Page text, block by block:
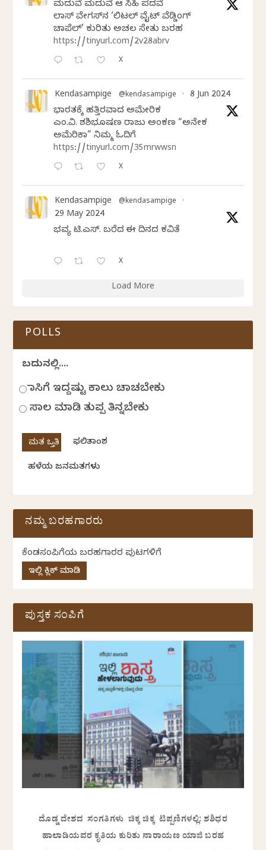
ಮದುವೆ ಮದುವೆ ಆ ಸಿಹಿ ಪದವೆ
ಲಾಸ್‌ ವೇಗಸ್‌ನ ‘ಲಿಟಲ್ ವೈಟ್ ವೆಡ್ಡಿಂಗ್
ಚಾಪೆಲ್’ ಕುರಿತು ಅಚಲ ಸೇತು ಬರಹ
https://tinyurl.com/2v28abrv
X
Kendasampige @kendasampige · 8 Jun 2024
ಭಾರತಕ್ಕೆ ಹತ್ತಿರವಾದ ಅಮೇರಿಕ
ಎಂ.ವಿ. ಶಶಿಭೂಷಣ ರಾಜು ಅಂಕಣ “ಅನೇಕ
ಅಮೆರಿಕಾ” ನಿಮ್ಮ ಓದಿಗೆ
https://tinyurl.com/35mrwwsn
X
Kendasampige @kendasampige ·
29 May 2024
ಭವ್ಯ ಟಿ.ಎಸ್. ಬರೆದ ಈ ದಿನದ ಕವಿತೆ
X
Load More
POLLS
ಬದುಕಿನಲ್ಲಿ....
ಹಾಸಿಗೆ ಇದ್ದಷ್ಟು ಕಾಲು ಚಾಚಬೇಕು
ಸಾಲ ಮಾಡಿ ತುಪ್ಪ ತಿನ್ನಬೇಕು
ಫಲಿತಾಂಶ
ಹಳೆಯ ಜನಮತಗಳು
ನಮ್ಮ ಬರಹಗಾರರು
ಕೆಂಡಸಂಪಿಗೆಯ ಬರಹಗಾರರ ಪುಟಗಳಿಗೆ
ಇಲ್ಲಿ ಕ್ಲಿಕ್ ಮಾಡಿ
ಪುಸ್ತಕ ಸಂಪಿಗೆ
ದೊಡ್ಡ ದೇಶದ ಸಂಗತಿಗಳು ಚಿಕ್ಕ ಚಿಕ್ಕ ಟಿಪ್ಪಣಿಗಳಲ್ಲಿ: ಶಶಿಧರ
ಹಾಲಾಡಿಯವರ ಕೃತಿಯ ಕುರಿತು ನಾರಾಯಣ ಯಾಜಿ ಬರಹ